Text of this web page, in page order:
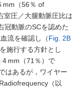
mm（56％ of
室圧／大腿動脈圧比は
冠動脈のSCを認めた
流を確認し（Fig. 2B
施行する方針とし
4 mm（71％）で
はあるが，ワイヤー
（以